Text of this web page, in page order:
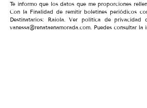
Te informo que los datos que me proporciones
Con la Finalidad de remitir boletines periódicos
Destinatarios: Raiola. Ver política de privacidad
vanessa@renataenamorada.com. Puedes consultar